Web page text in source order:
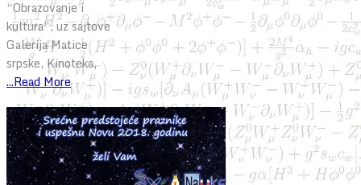
“Obrazovanje i
kultura”, uz sajtove
Galerija Matice
srpske, Kinoteka,
...Read More